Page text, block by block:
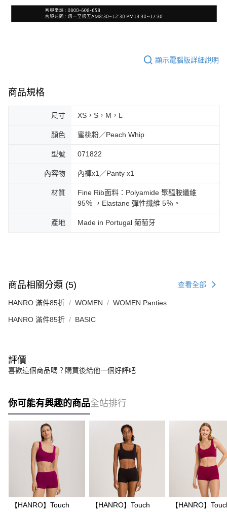
顯示電腦版詳細說明
商品規格
尺寸 XS，S，M，L
顏色 蜜桃粉／Peach Whip
型號 071822
內容物 內褲x1／Panty x1
材質
Fine Rib面料：Polyamide 聚醯胺纖維
95％ ，Elastane 彈性纖維 5％。
產地 Made in Portugal 葡萄牙
商品相關分類 (5) 查看全部
HANRO 滿件85折 WOMEN WOMEN Panties
HANRO 滿件85折 BASIC
評價
喜歡這個商品嗎？購買後給他一個好評吧
你可能有興趣的商品全站排行
【HANRO】Touch
【HANRO】Touch
【HANRO】